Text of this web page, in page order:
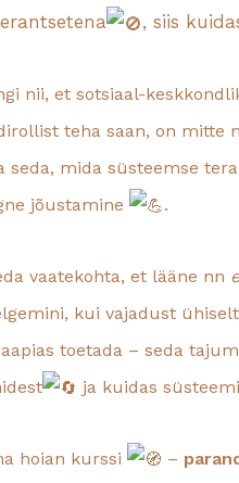
, siis
nii, et sotsiaal-
teha saan, on mitte
seda, mida süsteemse
jõustamine
.
vaatekohta, et lääne nn
kui vajadust
toetada – seda
ja kuidas
hoian kurssi –